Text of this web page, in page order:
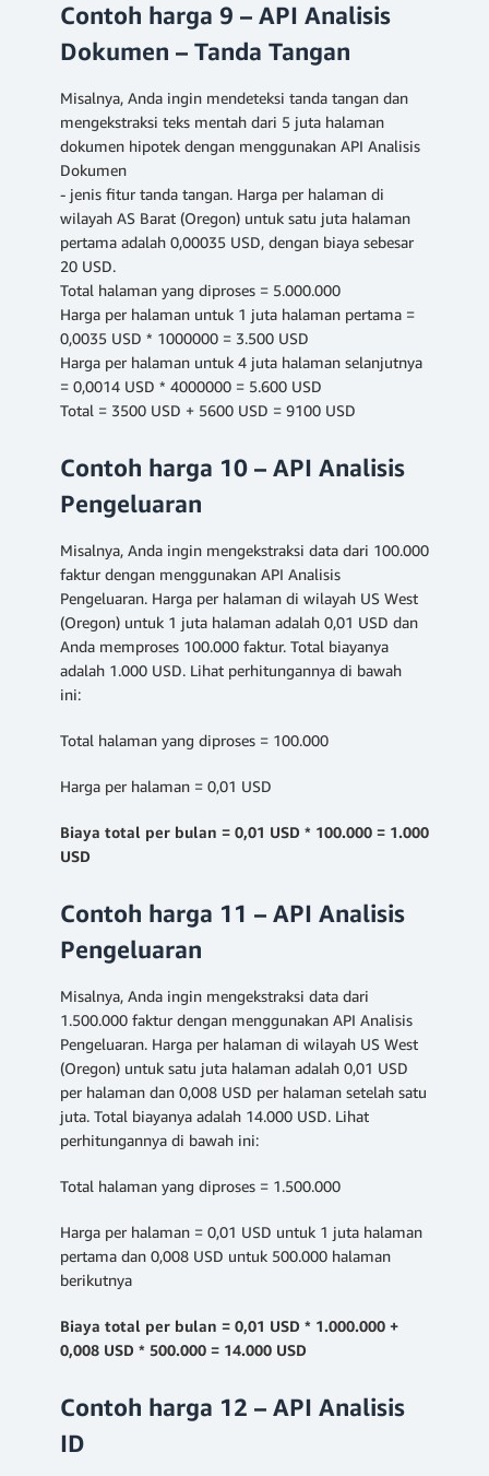
Contoh harga 9 – API Analisis
Dokumen – Tanda Tangan
Misalnya, Anda ingin mendeteksi tanda tangan dan
mengekstraksi teks mentah dari 5 juta halaman
dokumen hipotek dengan menggunakan API Analisis
Dokumen
- jenis fitur tanda tangan. Harga per halaman di
wilayah AS Barat (Oregon) untuk satu juta halaman
pertama adalah 0,00035 USD, dengan biaya sebesar
20 USD.
Total halaman yang diproses = 5.000.000
Harga per halaman untuk 1 juta halaman pertama =
0,0035 USD * 1000000 = 3.500 USD
Harga per halaman untuk 4 juta halaman selanjutnya
= 0,0014 USD * 4000000 = 5.600 USD
Total = 3500 USD + 5600 USD = 9100 USD
Contoh harga 10 – API Analisis
Pengeluaran
Misalnya, Anda ingin mengekstraksi data dari 100.000
faktur dengan menggunakan API Analisis
Pengeluaran. Harga per halaman di wilayah US West
(Oregon) untuk 1 juta halaman adalah 0,01 USD dan
Anda memproses 100.000 faktur. Total biayanya
adalah 1.000 USD. Lihat perhitungannya di bawah
ini:
Total halaman yang diproses = 100.000
Harga per halaman = 0,01 USD
Biaya total per bulan = 0,01 USD * 100.000 = 1.000
USD
Contoh harga 11 – API Analisis
Pengeluaran
Misalnya, Anda ingin mengekstraksi data dari
1.500.000 faktur dengan menggunakan API Analisis
Pengeluaran. Harga per halaman di wilayah US West
(Oregon) untuk satu juta halaman adalah 0,01 USD
per halaman dan 0,008 USD per halaman setelah satu
juta. Total biayanya adalah 14.000 USD. Lihat
perhitungannya di bawah ini:
Total halaman yang diproses = 1.500.000
Harga per halaman = 0,01 USD untuk 1 juta halaman
pertama dan 0,008 USD untuk 500.000 halaman
berikutnya
Biaya total per bulan = 0,01 USD * 1.000.000 +
0,008 USD * 500.000 = 14.000 USD
Contoh harga 12 – API Analisis
ID